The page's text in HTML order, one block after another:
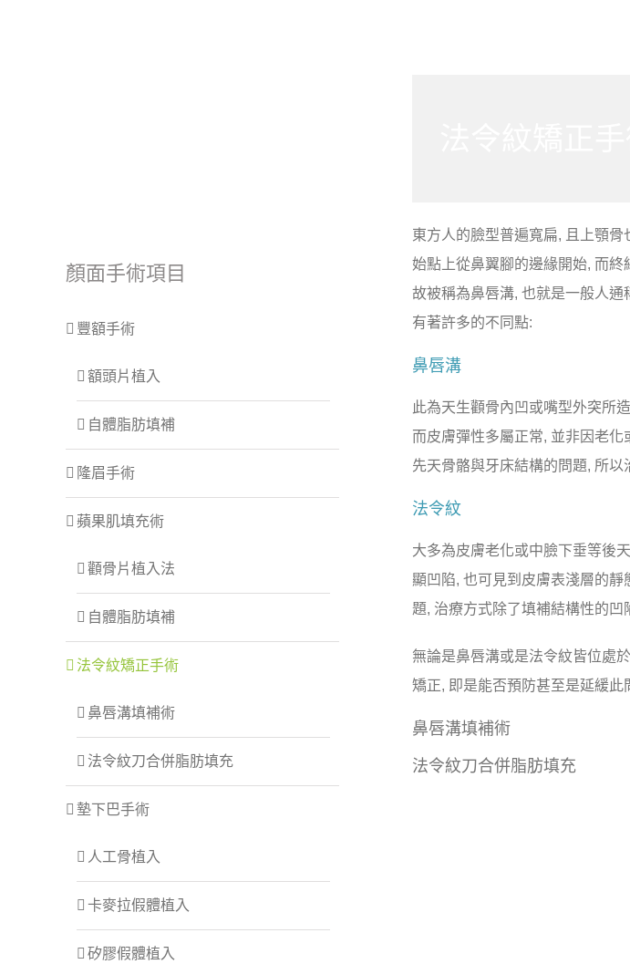
東方人的臉型普遍寬扁, 且上顎
始點上從鼻翼腳的邊緣開始, 而
故被稱為鼻唇溝, 也就是一般人
有著許多的不同點:
鼻唇溝
此為天生顴骨內凹或嘴型外突所
而皮膚彈性多屬正常, 並非因老
先天骨骼與牙床結構的問題, 所
法令紋
大多為皮膚老化或中臉下垂等後
顯凹陷, 也可見到皮膚表淺層的
題, 治療方式除了填補結構性的
無論是鼻唇溝或是法令紋皆位處
矯正, 即是能否預防甚至是延緩
鼻唇溝填補術
法令紋刀合併脂肪填充
顏面手術項目
豐額手術
額頭片植入
自體脂肪填補
隆眉手術
蘋果肌填充術
顴骨片植入法
自體脂肪填補
法令紋矯正手術
鼻唇溝填補術
法令紋刀合併脂肪填充
墊下巴手術
人工骨植入
卡麥拉假體植入
矽膠假體植入